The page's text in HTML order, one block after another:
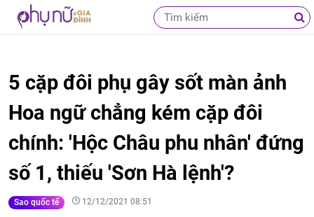
5 cặp đôi phụ gây sốt màn ảnh
Hoa ngữ chẳng kém cặp đôi
chính: 'Hộc Châu phu nhân' đứng
số 1, thiếu 'Sơn Hà lệnh'?
Sao quốc tế 12/12/2021 08:51